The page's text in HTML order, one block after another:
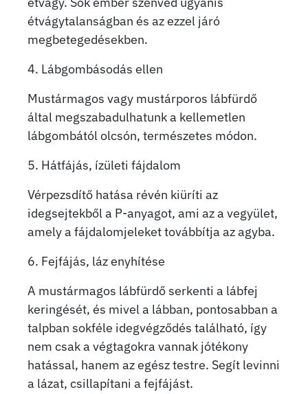
étvágytalanságban és az ezzel járó
megbetegedésekben.
4. Lábgombásodás ellen
Mustármagos vagy mustárporos lábfürdő
által megszabadulhatunk a kellemetlen
lábgombától olcsón, természetes módon.
5. Hátfájás, ízületi fájdalom
Vérpezsdítő hatása révén kiüríti az
idegsejtekből a P-anyagot, ami az a vegyület,
amely a fájdalomjeleket továbbítja az agyba.
6. Fejfájás, láz enyhítése
A mustármagos lábfürdő serkenti a lábfej
keringését, és mivel a lábban, pontosabban a
talpban sokféle idegvégződés található, így
nem csak a végtagokra vannak jótékony
hatással, hanem az egész testre. Segít levinni
a lázat, csillapítani a fejfájást.